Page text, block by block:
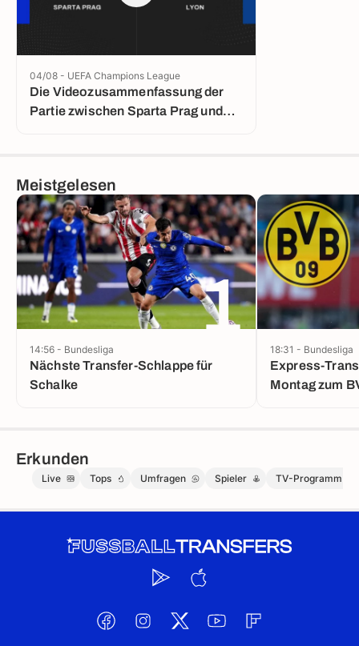
Die Videozusammenfassung der
Partie zwischen Sparta Prag und
04/08 - UEFA Champions League
Meistgelesen
1
Nächste Transfer-Schlappe für
Schalke
14:56 - Bundesliga
Express-
Montag zum
18:31 - Bundesliga
Erkunden
Live Tops Umfragen Spieler TV-Programm